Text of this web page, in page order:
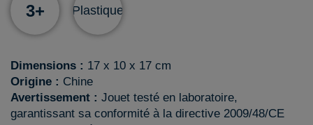
3+ Plastique
Dimensions : 17 x 10 x 17 cm
Origine : Chine
Avertissement : Jouet testé en laboratoire,
garantissant sa conformité à la directive 2009/48/CE